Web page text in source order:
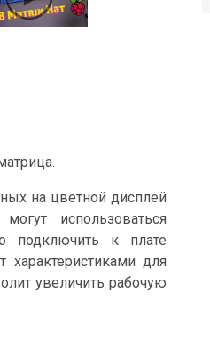
на цветной дисплей
использоваться
подключить к плате
для
увеличить рабочую